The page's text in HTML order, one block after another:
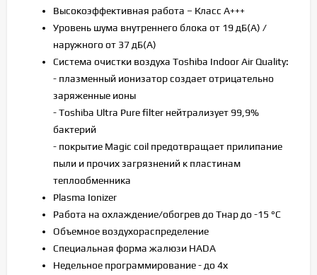
Высокоэффективная работа – Класс А+++
Уровень шума внутреннего блока от 19 дБ(А) /
наружного от 37 дБ(А)
Cистема очистки воздуха Toshiba Indoor Air Quality:
- плазменный ионизатор создает отрицательно
заряженные ионы
- Toshiba Ultra Pure filter нейтрализует 99,9%
бактерий
- покрытие Magic coil предотвращает прилипание
пыли и прочих загрязнений к пластинам
теплообменника
Plasma Ionizer
Работа на охлаждение/обогрев до Тнар до -15 °С
Объемное воздухораспределение
Cпециальная форма жалюзи HADA
Недельное программирование - до 4х